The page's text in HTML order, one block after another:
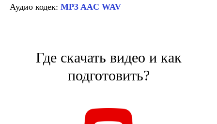
Аудио кодек: MP3 AAC WAV
Где скачать видео и как
подготовить?